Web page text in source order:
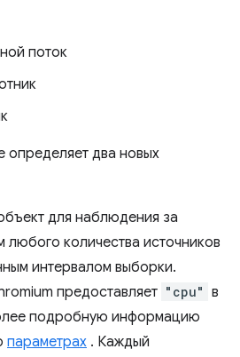
поток
определяет два новых
для наблюдения за
любого количества источников
интервалом выборки.
предоставляет "cpu" в
подробную информацию
параметрах . Каждый